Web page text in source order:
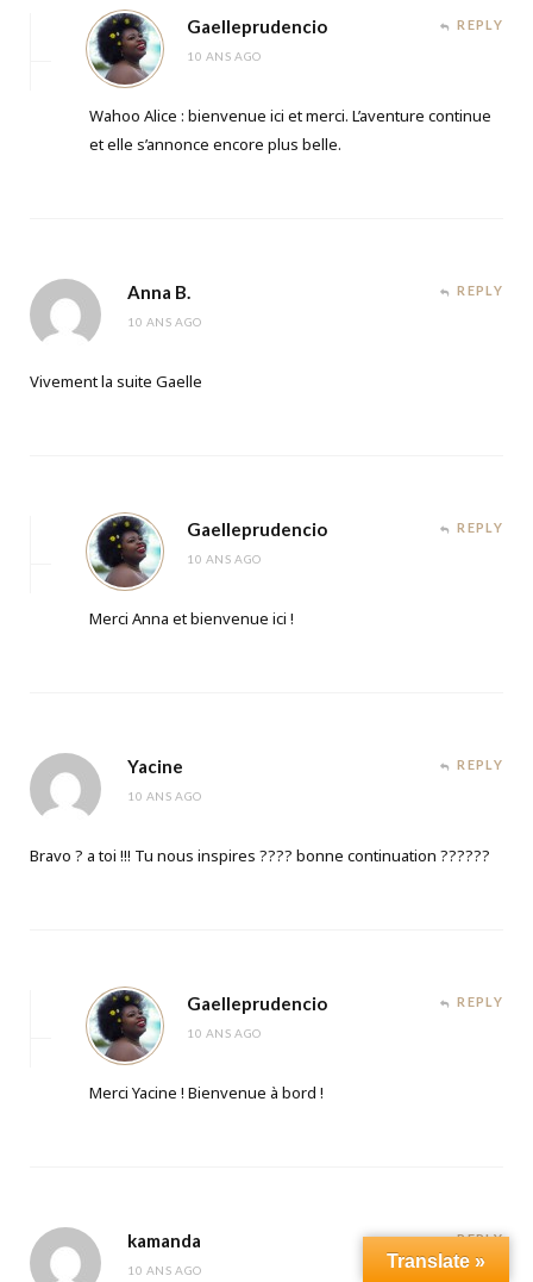
Gaelleprudencio
10 ANS AGO
REPLY
Wahoo Alice : bienvenue ici et merci. L’aventure continue
et elle s’annonce encore plus belle.
Anna B.
10 ANS AGO
REPLY
Vivement la suite Gaelle
Gaelleprudencio
10 ANS AGO
REPLY
Merci Anna et bienvenue ici !
Yacine
10 ANS AGO
REPLY
Bravo ? a toi !!! Tu nous inspires ???? bonne continuation ??????
Gaelleprudencio
10 ANS AGO
REPLY
Merci Yacine ! Bienvenue à bord !
kamanda
10 ANS AGO
REPLY
Translate »